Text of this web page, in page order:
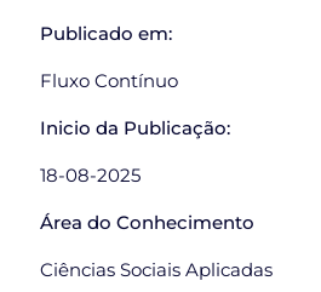
Publicado em:
Fluxo Contínuo
Inicio da Publicação:
18-08-2025
Área do Conhecimento
Ciências Sociais Aplicadas